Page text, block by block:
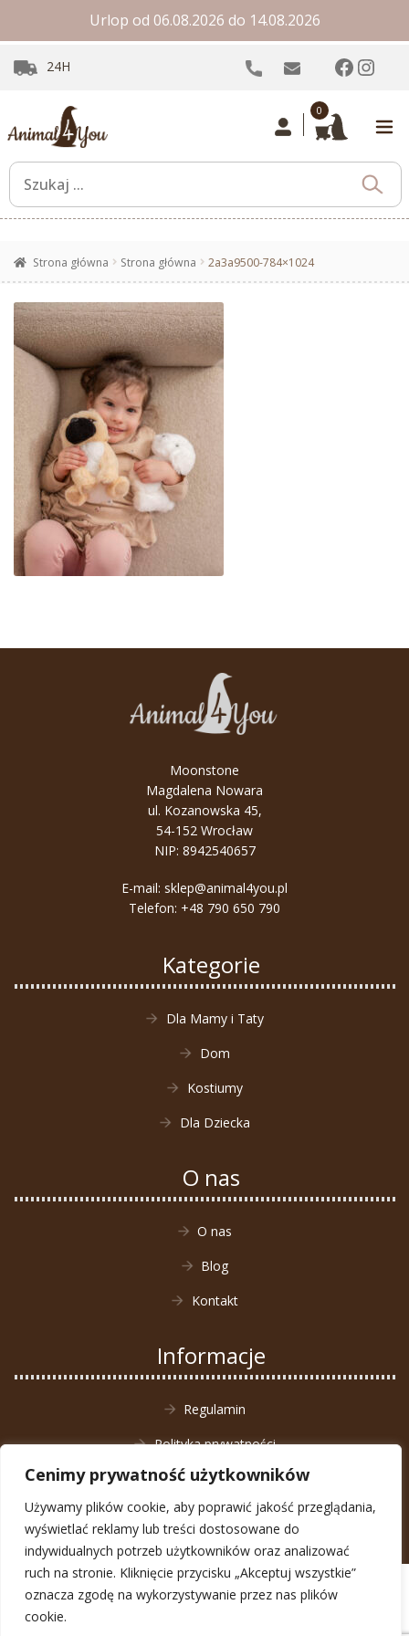
Cenimy prywatność użytkowników
Używamy plików cookie, aby poprawić jakość przeglądania,
wyświetlać reklamy lub treści dostosowane do
indywidualnych potrzeb użytkowników oraz analizować
ruch na stronie. Kliknięcie przycisku „Akceptuj wszystkie”
oznacza zgodę na wykorzystywanie przez nas plików
cookie.
Urlop od 06.08.2026 do 14.08.2026
24H
0
Strona główna Strona główna 2a3a9500-784×1024
Moonstone
Magdalena Nowara
ul. Kozanowska 45,
54-152 Wrocław
NIP: 8942540657
E-mail: sklep@animal4you.pl
Telefon: +48 790 650 790
Kategorie
Dla Mamy i Taty
Dom
Kostiumy
Dla Dziecka
O nas
O nas
Blog
Kontakt
Informacje
Regulamin
Polityka prywatności
Zwrot towaru
© Animal4You 2026